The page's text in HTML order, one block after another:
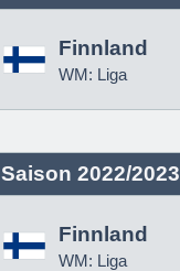
Finnland
WM: Liga
Saison 2022/2023
Finnland
WM: Liga